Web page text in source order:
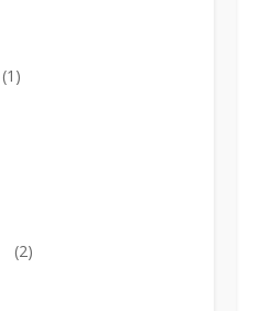
(1)
(2)